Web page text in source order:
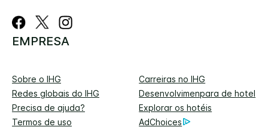
EMPRESA
Sobre o IHG
Carreiras no IHG
Redes globais do IHG
Desenvolvimenpara de hotel
Precisa de ajuda?
Explorar os hotéis
Termos de uso
AdChoices